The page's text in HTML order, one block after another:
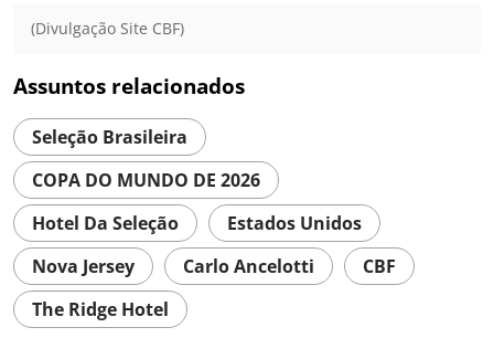
(Divulgação Site CBF)
Assuntos relacionados
Seleção Brasileira
COPA DO MUNDO DE 2026
Hotel Da Seleção
Estados Unidos
Nova Jersey
Carlo Ancelotti
CBF
The Ridge Hotel